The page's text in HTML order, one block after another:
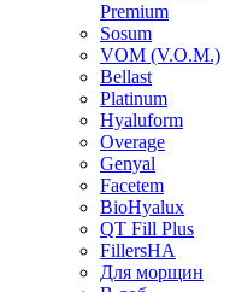
Premium
Sosum
VOM (V.O.M.)
Bellast
Platinum
Hyaluform
Overage
Genyal
Facetem
BioHyalux
QT Fill Plus
FillersHA
Для морщин